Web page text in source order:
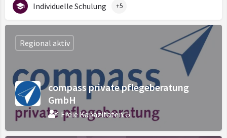
Individuelle Schulung +5
compass private pflegeberatung
GmbH
Freie Kapazitäten: 5
Regional aktiv